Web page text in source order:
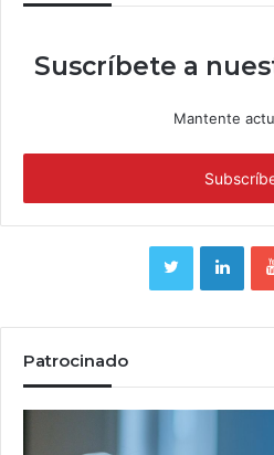
Suscríbete a
Mantente
Patrocinado